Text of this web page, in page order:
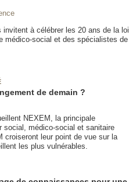
à célébrer les 20 ans de la loi
médico-social et des spécialistes de
de demain ?
NEXEM, la principale
social, médico-social et sanitaire
croiseront leur point de vue sur la
les plus vulnérables.